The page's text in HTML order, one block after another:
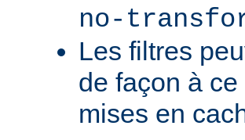
no-
Les filtres
de façon à
mises en